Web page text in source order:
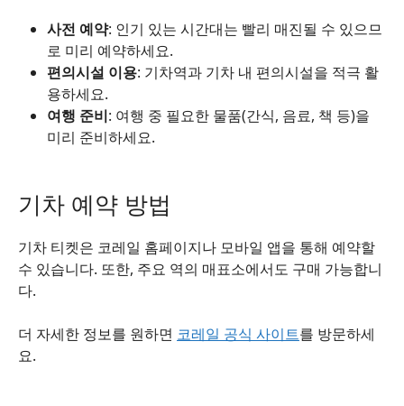
사전 예약: 인기 있는 시간대는 빨리 매진될 수 있으므
로 미리 예약하세요.
편의시설 이용: 기차역과 기차 내 편의시설을 적극 활
용하세요.
여행 준비: 여행 중 필요한 물품(간식, 음료, 책 등)을
미리 준비하세요.
기차 예약 방법
기차 티켓은 코레일 홈페이지나 모바일 앱을 통해 예약할
수 있습니다. 또한, 주요 역의 매표소에서도 구매 가능합니
다.
더 자세한 정보를 원하면 코레일 공식 사이트를 방문하세
요.